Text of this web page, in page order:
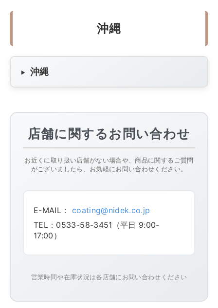
沖縄
沖縄
店舗に関するお問い合わせ
お近くに取り扱い店舗がない場合や、商品に関するご質問
がございましたら、お気軽にお問い合わせください。
E-MAIL： coating@nidek.co.jp
TEL：0533-58-3451（平日 9:00-
17:00）
営業時間や在庫状況は各店舗にお問い合わせください